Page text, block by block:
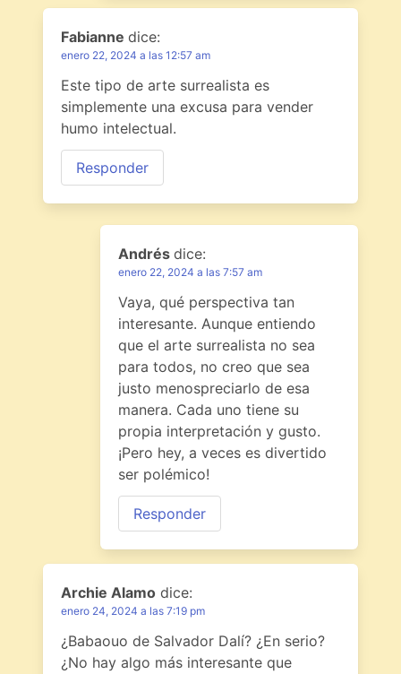
Fabianne dice:
enero 22, 2024 a las 12:57 am
Este tipo de arte surrealista es
simplemente una excusa para vender
humo intelectual.
Responder
Andrés dice:
enero 22, 2024 a las 7:57 am
Vaya, qué perspectiva tan
interesante. Aunque entiendo
que el arte surrealista no sea
para todos, no creo que sea
justo menospreciarlo de esa
manera. Cada uno tiene su
propia interpretación y gusto.
¡Pero hey, a veces es divertido
ser polémico!
Responder
Archie Alamo dice:
enero 24, 2024 a las 7:19 pm
¿Babaouo de Salvador Dalí? ¿En serio?
¿No hay algo más interesante que